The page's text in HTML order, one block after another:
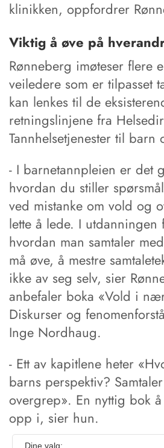
klinikken, oppfordrer
Viktig å øve på
Rønneberg imøteser flere
veiledere som er tilpasset
kan lenkes til de
retningslinjene fra
Tannhelsetjenester til
- I barnetannpleien er det
hvordan du stiller
ved mistanke om vold og
lette å lede. I utdanningen
hvordan man samtaler
må øve, å mestre
ikke av seg selv, sier
anbefaler boka «Vold i
Diskurser og
Inge Nordhaug.
- Ett av kapitlene heter
barns perspektiv?
overgrep». En nyttig bok
opp i, sier hun.
Dine valg: